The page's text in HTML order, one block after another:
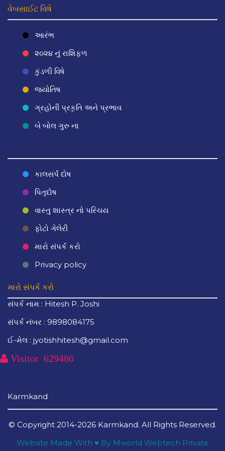
વેબસાઈટ વિષે
આરંભ
૨૦૨૪ નું રાશિફળ
કુંડળી વિષે
જ્યોતિષ
ગ્રહોની પ્રકૃતિ અને પ્રભાવ
બે બોલ ગુરુ ના
કાલસર્પ દોષ
પિતૃદોષ
વાસ્તુ શાસ્ત્ર નો પરિચય
ફોટો ગેલેરી
મારો સંપર્ક કરો
Privacy policy
મારો સંપર્ક કરો
સંપર્ક નામ : Hitesh P. Joshi
સંપર્ક નંબર : 9898084175
ઈ-મેલ : jyotishhitesh@gmail.com
Visitor 629486
Karmkand
© Copyright 2014-2026 Karmkand. All Rights Reserved.
Website Made With ♥ By Mworld Webtech Private